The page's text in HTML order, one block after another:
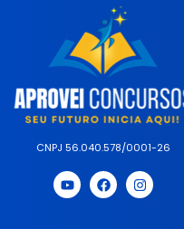
CNPJ 56.040.578/0001-26